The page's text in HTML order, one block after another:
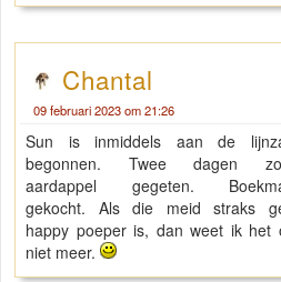
Chantal
09 februari 2023 om 21:26
Sun is inmiddels aan de
begonnen. Twee dagen
aardappel gegeten.
gekocht. Als die meid straks
happy poeper is, dan weet ik het
niet meer.